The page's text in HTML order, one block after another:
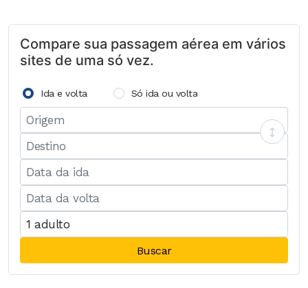
Compare sua passagem aérea em vários
sites de uma só vez.
Ida e volta Só ida ou volta
Buscar